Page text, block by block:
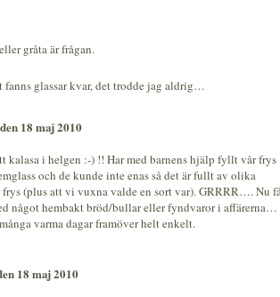
gråta är frågan.
fanns glassar kvar, det trodde jag aldrig…
18 maj 2010
kalasa i helgen :-) !! Har med barnens hjälp fyllt vår frys
och de kunde inte enas så det är fullt av olika
frys (plus att vi vuxna valde en sort var). GRRRR…. Nu
något hembakt bröd/bullar eller fyndvaror i affärerna…
varma dagar framöver helt enkelt.
18 maj 2010